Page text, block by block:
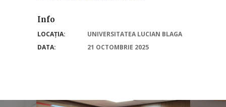
Info
LOCAȚIA:
UNIVERSITATEA LUCIAN BLAGA
DATA:
21 OCTOMBRIE 2025